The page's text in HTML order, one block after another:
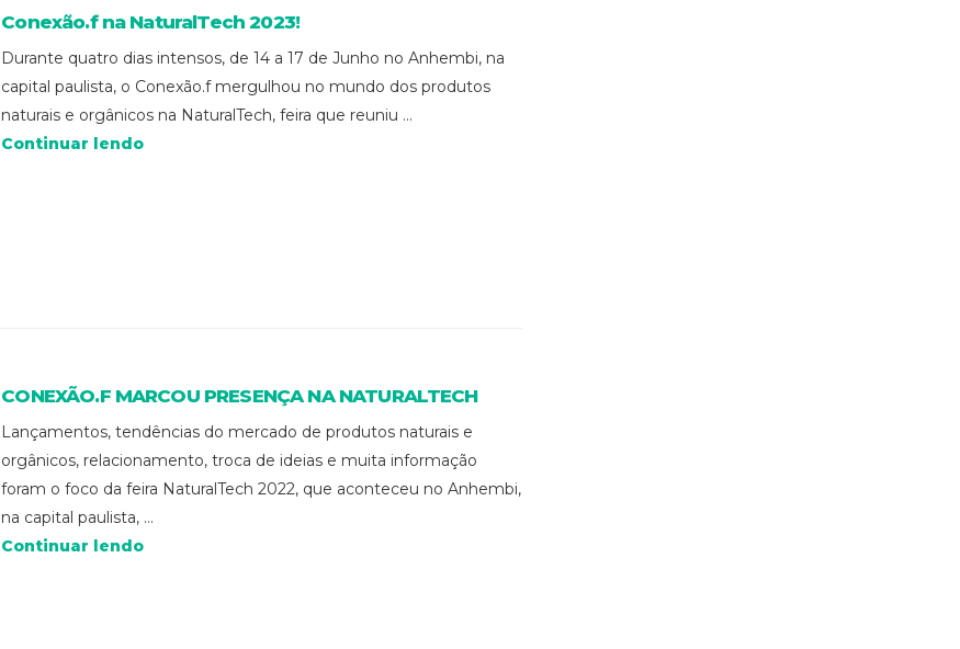
Conexão.f na NaturalTech 2023!
Durante quatro dias intensos, de 14 a 17 de Junho no Anhembi, na
capital paulista, o Conexão.f mergulhou no mundo dos produtos
naturais e orgânicos na NaturalTech, feira que reuniu ...
Continuar lendo
CONEXÃO.F MARCOU PRESENÇA NA NATURALTECH
Lançamentos, tendências do mercado de produtos naturais e
orgânicos, relacionamento, troca de ideias e muita informação
foram o foco da feira NaturalTech 2022, que aconteceu no Anhembi,
na capital paulista, ...
Continuar lendo